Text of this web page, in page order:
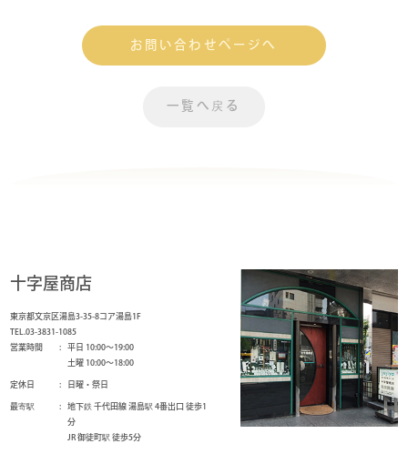
お問い合わせページへ
一覧へ戻る
十字屋商店
東京都文京区湯島3-35-8コア湯島1F
TEL.03-3831-1085
営業時間
平日 10:00～19:00
土曜 10:00～18:00
定休日
日曜・祭日
最寄駅
地下鉄 千代田線 湯島駅 4番出口 徒歩1
分
JR 御徒町駅 徒歩5分